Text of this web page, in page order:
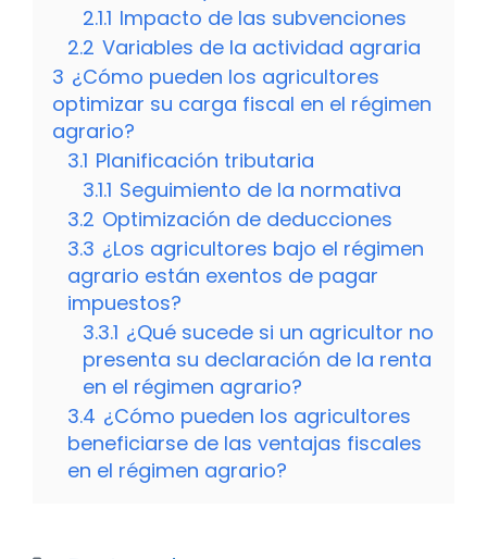
2.1.1 Impacto de las subvenciones
2.2 Variables de la actividad agraria
3 ¿Cómo pueden los agricultores
optimizar su carga fiscal en el régimen
agrario?
3.1 Planificación tributaria
3.1.1 Seguimiento de la normativa
3.2 Optimización de deducciones
3.3 ¿Los agricultores bajo el régimen
agrario están exentos de pagar
impuestos?
3.3.1 ¿Qué sucede si un agricultor no
presenta su declaración de la renta
en el régimen agrario?
3.4 ¿Cómo pueden los agricultores
beneficiarse de las ventajas fiscales
en el régimen agrario?